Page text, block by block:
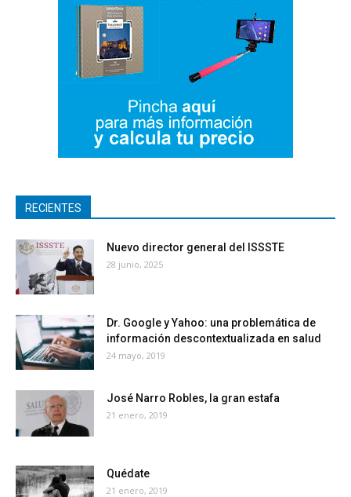
RECIENTES
Nuevo director general del ISSSTE
28 junio, 2025
Dr. Google y Yahoo: una problemática de
información descontextualizada en salud
24 mayo, 2019
José Narro Robles, la gran estafa
21 enero, 2019
Quédate
21 enero, 2019